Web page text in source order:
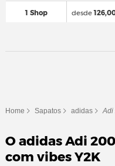
1 Shop desde
Home Sapatos adidas Adi
O adidas Adi
com vibes Y2K